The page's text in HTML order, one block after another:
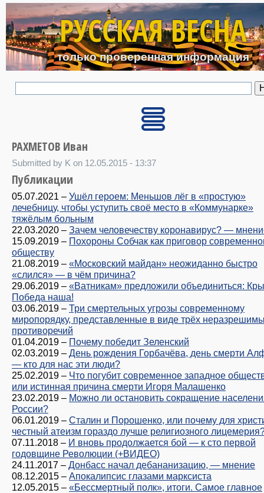
Перейти к основному
РУССКАЯ ВЕСНА
только проверенная информация
РАХМЕТОВ Иван
Submitted by K on 12.05.2015 - 13:37
Публикации
05.07.2021 – Ушёл героем: Меньшов лёг в «простую»
лечебницу, чтобы уступить своё место в «Коммунарке»
тяжёлым больным
22.03.2020 – Зачем человечеству коронавирус? —
15.09.2019 – Похороны Собчак как приговор
обществу
21.08.2019 – «Московский майдан» неожиданно быстро
«слился» — в чём причина?
29.06.2019 – «Ватникам» предложили объединиться:
Победа наша!
03.06.2019 – Три смертельных угрозы современному
миропорядку, представленные в виде трёх
противоречий
01.04.2019 – Почему победит Зеленский
02.03.2019 – День рождения Горбачёва, день смерти
— кто для нас эти люди?
25.02.2019 – Что погубит современное западное
или истинная причина смерти Игоря Малашенко
23.02.2019 – Можно ли остановить сокращение
России?
06.01.2019 – Сталин и Порошенко, или почему для
честный атеизм гораздо лучше религиозного
07.11.2018 – И вновь продолжается бой — к сто первой
годовщине Революции (+ВИДЕО)
24.11.2017 – Донбасс начал дебананизацию, — мнение
08.12.2015 – Апокалипсис глазами марксиста
12.05.2015 – «Бессмертный полк», итоги. Самое главное